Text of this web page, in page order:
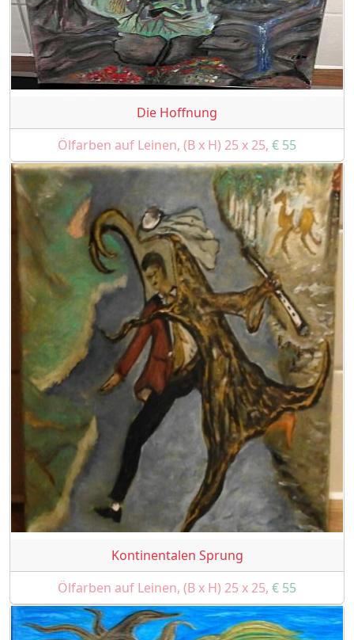
Die Hoffnung
Ölfarben auf Leinen, (B x H) 25 x 25, € 55
Kontinentalen Sprung
Ölfarben auf Leinen, (B x H) 25 x 25, € 55